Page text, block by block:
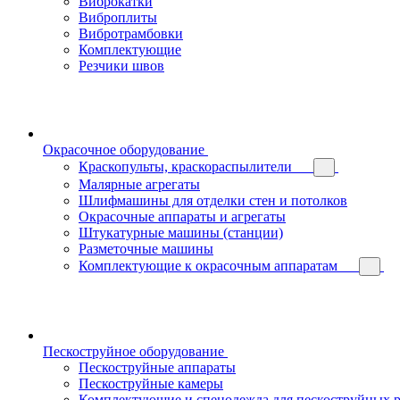
Виброплиты
Вибротрамбовки
Комплектующие
Резчики швов
Окрасочное оборудование
Краскопульты, краскораспылители
Малярные агрегаты
Шлифмашины для отделки стен и потолков
Окрасочные аппараты и агрегаты
Штукатурные машины (станции)
Разметочные машины
Комплектующие к окрасочным аппаратам
Пескоструйное оборудование
Пескоструйные аппараты
Пескоструйные камеры